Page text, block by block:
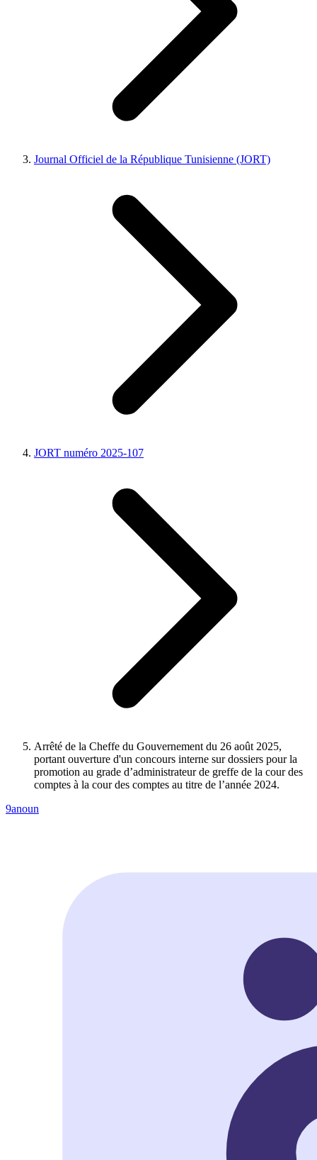
Journal Officiel de la République Tunisienne (JORT)
JORT numéro 2025-107
Arrêté de la Cheffe du Gouvernement du 26 août 2025,
portant ouverture d'un concours interne sur dossiers pour la
promotion au grade d’administrateur de greffe de la cour des
comptes à la cour des comptes au titre de l’année 2024.
9anoun